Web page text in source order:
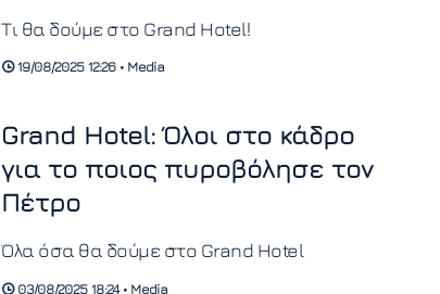
Τι θα δούμε στο Grand Hotel!
19/08/2025 12:26 • Media
Grand Hotel: Όλοι στο κάδρο
για το ποιος πυροβόλησε τον
Πέτρο
Όλα όσα θα δούμε στο Grand Hotel
03/08/2025 18:24 • Media